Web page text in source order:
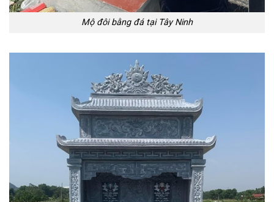
Mộ đôi bằng đá tại Tây Ninh